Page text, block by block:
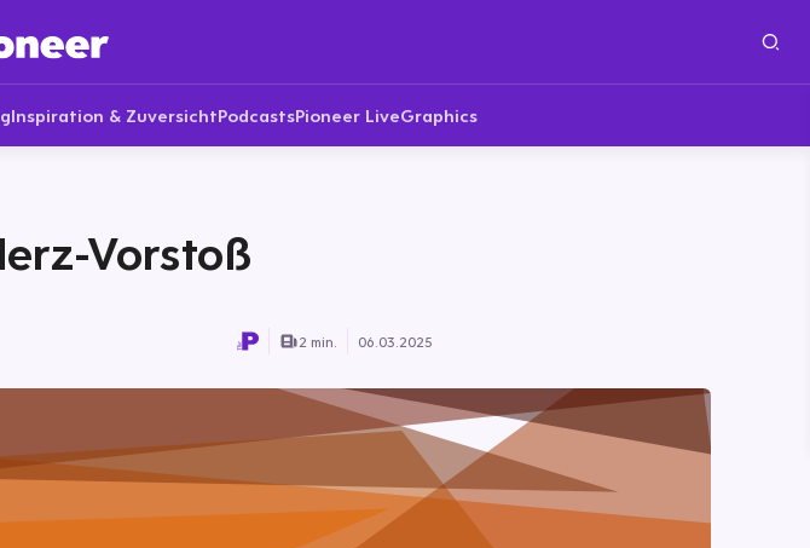
Inspiration & ZuversichtPodcastsPioneer LiveGraphics
Vorstoß
2 min. 06.03.2025